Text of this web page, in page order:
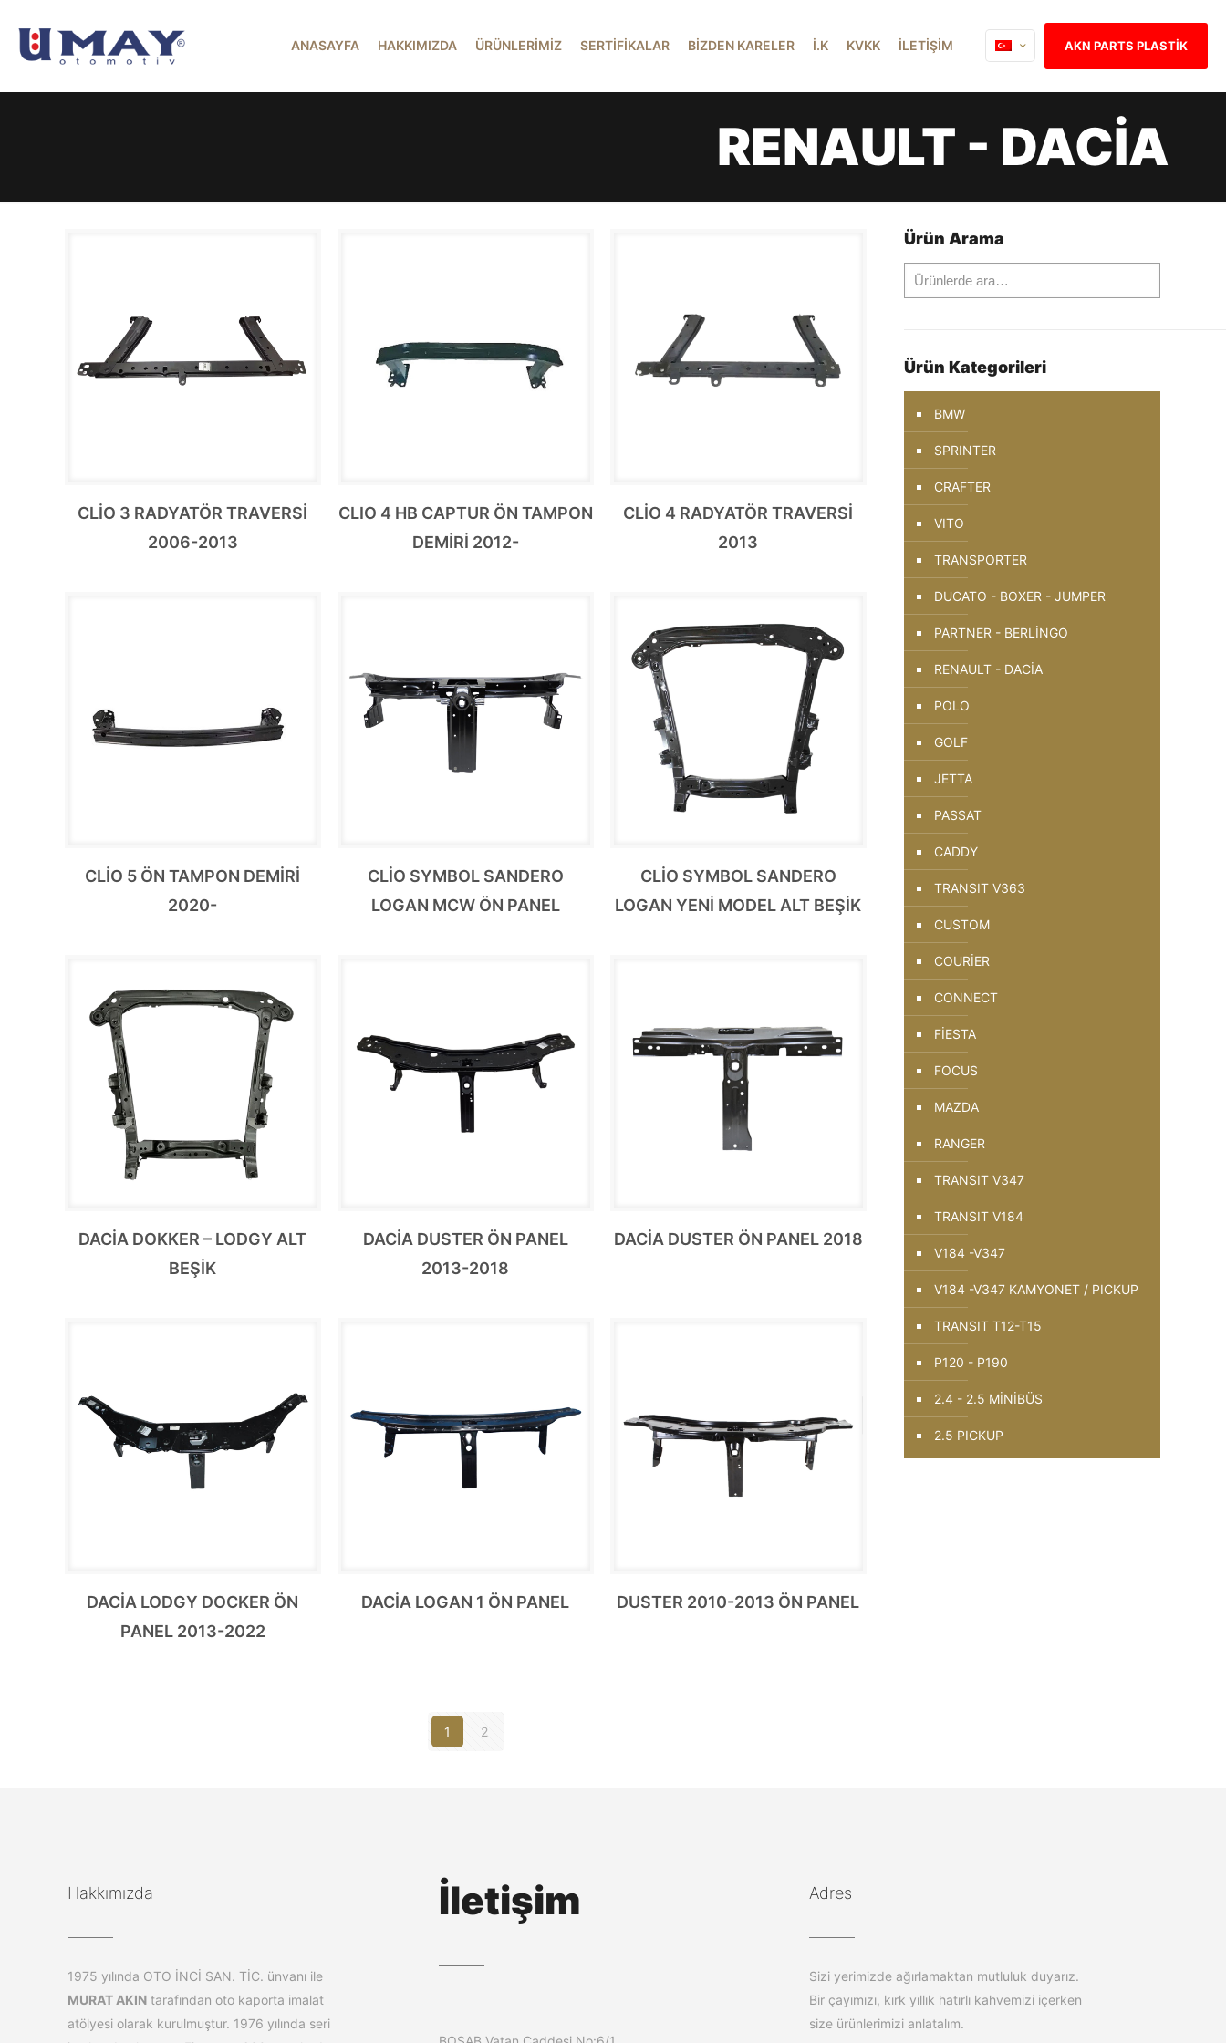
ANASAYFA HAKKIMIZDA ÜRÜNLERİMİZ SERTİFİKALAR BİZDEN KARELER İ.K KVKK İLETİŞİM AKN PARTS PLASTİK
RENAULT - DACİA
CLİO 3 RADYATÖR TRAVERSİ
2006-2013
CLIO 4 HB CAPTUR ÖN TAMPON
DEMİRİ 2012-
CLİO 4 RADYATÖR TRAVERSİ
2013
CLİO 5 ÖN TAMPON DEMİRİ
2020-
CLİO SYMBOL SANDERO
LOGAN MCW ÖN PANEL
CLİO SYMBOL SANDERO
LOGAN YENİ MODEL ALT BEŞİK
DACİA DOKKER – LODGY ALT
BEŞİK
DACİA DUSTER ÖN PANEL
2013-2018
DACİA DUSTER ÖN PANEL 2018
DACİA LODGY DOCKER ÖN
PANEL 2013-2022
DACİA LOGAN 1 ÖN PANEL DUSTER 2010-2013 ÖN PANEL
1 2
Ürün Arama
Ürün Kategorileri
BMW
SPRINTER
CRAFTER
VITO
TRANSPORTER
DUCATO - BOXER - JUMPER
PARTNER - BERLİNGO
RENAULT - DACİA
POLO
GOLF
JETTA
PASSAT
CADDY
TRANSIT V363
CUSTOM
COURİER
CONNECT
FİESTA
FOCUS
MAZDA
RANGER
TRANSIT V347
TRANSIT V184
V184 -V347
V184 -V347 KAMYONET / PICKUP
TRANSIT T12-T15
P120 - P190
2.4 - 2.5 MİNİBÜS
2.5 PICKUP
Hakkımızda
1975 yılında OTO İNCİ SAN. TİC. ünvanı ile
MURAT AKIN tarafından oto kaporta imalat
atölyesi olarak kurulmuştur. 1976 yılında seri
İletişim Adres
Sizi yerimizde ağırlamaktan mutluluk duyarız.
Bir çayımızı, kırk yıllık hatırlı kahvemizi içerken
size ürünlerimizi anlatalım.